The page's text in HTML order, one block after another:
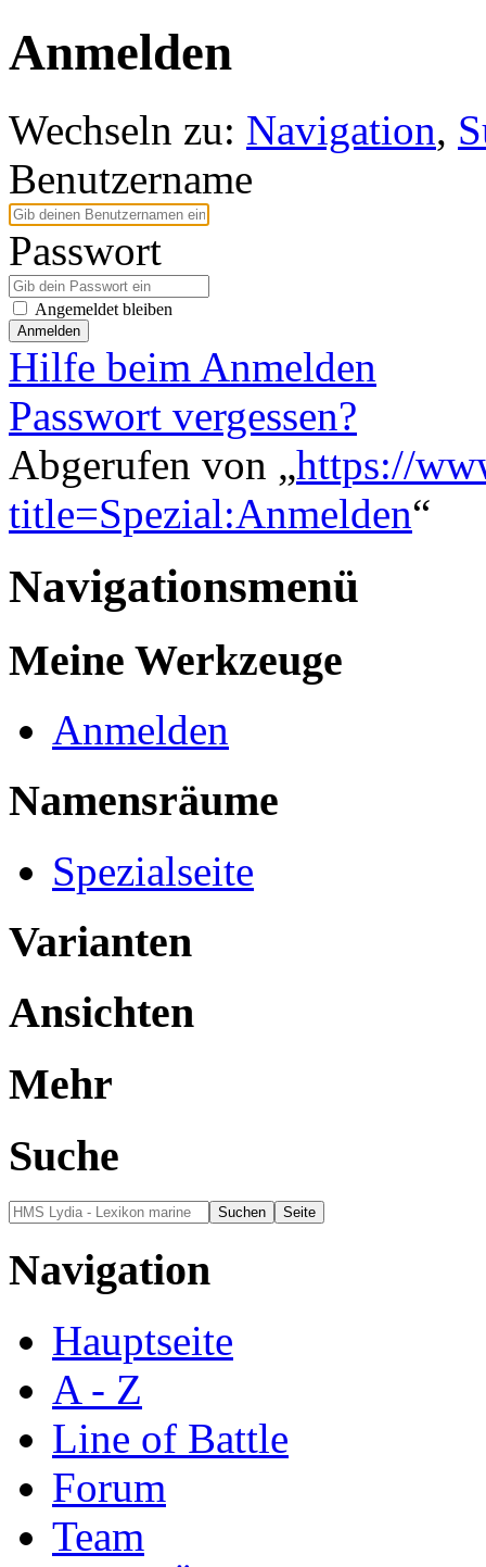
Anmelden
Wechseln zu: Navigation,
Benutzername
Passwort
Angemeldet bleiben
Anmelden
Hilfe beim Anmelden
Passwort vergessen?
Abgerufen von „https://
title=Spezial:Anmelden“
Navigationsmenü
Meine Werkzeuge
Anmelden
Namensräume
Spezialseite
Varianten
Ansichten
Mehr
Suche
Navigation
Hauptseite
A - Z
Line of Battle
Forum
Team